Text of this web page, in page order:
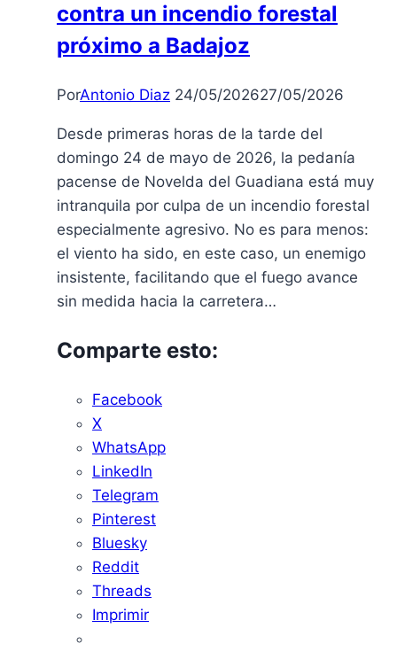
el
Horizonte
contra un incendio forestal
próximo a Badajoz
PorAntonio Diaz 24/05/202627/05/2026
Desde primeras horas de la tarde del
domingo 24 de mayo de 2026, la pedanía
pacense de Novelda del Guadiana está muy
intranquila por culpa de un incendio forestal
especialmente agresivo. No es para menos:
el viento ha sido, en este caso, un enemigo
insistente, facilitando que el fuego avance
sin medida hacia la carretera…
Comparte esto:
Facebook
X
WhatsApp
LinkedIn
Telegram
Pinterest
Bluesky
Reddit
Threads
Imprimir